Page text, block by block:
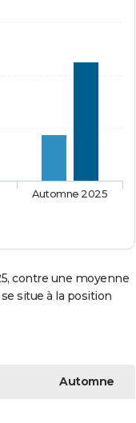
Automne 2025
contre une moyenne
situe à la position
Automne